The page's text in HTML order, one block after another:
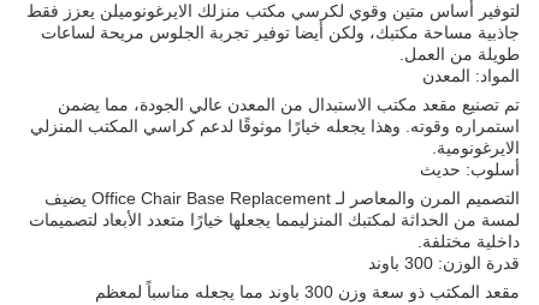
لتوفير أساس متين وقوي لكرسي مكتب منزلك الايرغونوميلن يعزز فقط
جاذبية مساحة مكتبك، ولكن أيضا توفير تجربة الجلوس مريحة لساعات
طويلة من العمل.
المواد: المعدن
تم تصنيع مقعد مكتب الاستبدال من المعدن عالي الجودة، مما يضمن
استمراره وقوته. وهذا يجعله خيارًا موثوقًا لدعم كراسي المكتب المنزلي
الايرغونومية.
أسلوب: حديث
التصميم المرن والمعاصر لـ Office Chair Base Replacement يضيف
لمسة من الحداثة لمكتبك المنزليمما يجعلها خيارًا متعدد الأبعاد لتصميمات
داخلية مختلفة.
قدرة الوزن: 300 باوند
مقعد المكتب ذو سعة وزن 300 باوند مما يجعله مناسباً لمعظم